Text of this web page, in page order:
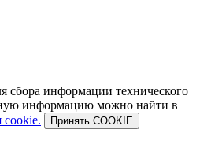
сбора информации технического
информацию можно найти в
cookie.
Принять COOKIE